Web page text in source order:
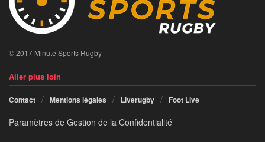
© 2017 Minute Sports Rugby
Aller plus loin
Contact Mentions légales Liverugby Foot Live
Paramètres de Gestion de la Confidentialité